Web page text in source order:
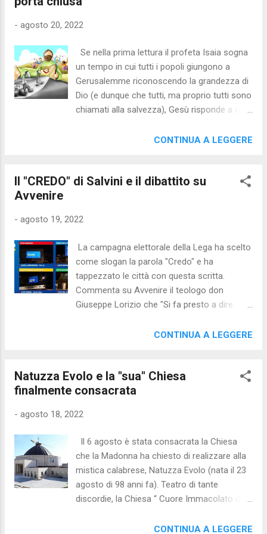
anche visto (in ordine di voto): - LA
2022): quarta stagione della serie cult di
Prime dedicata ad una comica americana
degli anni '60. Divertente e sofisticato. Voto:
7,5 (> 14). - TREDICI VITE (Usa 2022), regia
di R. Howard. Voto: 7 (per tutti) , su Prime .
drammatico salvataggio di 13 giovani
- agosto 20, 2022
Se nella prima lettura il profeta Isaia sogna
un tempo in cui tutti i popoli giungono a
Gerusalemme riconoscendo la grandezza di
Dio (e dunque che tutti, ma proprio tutti sono
chiamati alla salvezza), Gesù risponde a chi
pochi quelli che si salvano", invitando - in
cercheranno di entrare, ma non vi
futuro, destinata a marcire sulla terra)
la PORTA STRETTA. Cosa significa? Da una
porta stretta si passa solo inchinandoci e
lasciando ciò che ci ingolfa: richiede UMILTA'
e FARCI PICCOLI: è la porta stretta della
conversione, del Vangelo vissuto, del
Occorre decidersi subito, sfruttare il tempo
CONTINUA A LEGGERE
Il "CREDO" di Salvini e il dibattito su
Avvenire
- agosto 19, 2022
La campagna elettorale della Lega ha scelto
come slogan la parola "Credo" e ha
tappezzato le città con questa scritta.
Commenta su Avvenire il teologo don
Giuseppe Lorizio che "Si fa presto a dire
ribattuto su Avvenire lo stesso Salvini
di riportare gli articoli ecco il commento
breve di Avvenire posto a conclusione
nostro prezioso collaboratore, è un grande
gentile senatore Salvini, ha anche e
soprattutto ricordato che affermare 'credo',
ovunque ma in particolare in un Paese di
straordinaria tradizione cristiana come
l’Italia, è espressione che reclama coerenza
CONTINUA A LEGGERE
Natuzza Evolo e la "sua" Chiesa
finalmente consacrata
- agosto 18, 2022
Il 6 agosto è stata consacrata la Chiesa
che la Madonna ha chiesto di realizzare alla
mistica calabrese, Natuzza Evolo (nata il 23
agosto di 98 anni fa). Teatro di tante
discordie, la Chiesa “ Cuore Immacolato di
mistica calabrese è finalmente accessibile ai
CONTINUA A LEGGERE